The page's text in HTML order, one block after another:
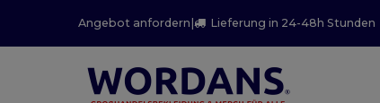
Angebot anfordern | Lieferung in 24-48h Stunden